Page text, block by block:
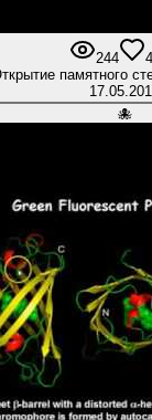
244 4
памятного
🐙